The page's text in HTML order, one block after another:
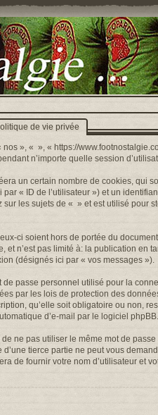
de vie privée
», « », « https://
n’importe quelle session
un certain nombre de cookies, qui
« ID de l’utilisateur ») et un
les sujets de « » et est utilisé pour
ci soient hors de portée du
n’est pas limité à: la publication en
(désignés ici par « vos messages »).
passe personnel utilisé pour la
par les lois de protection des
qu’elle soit obligatoire ou non,
d’e-mail par le logiciel phpBB.
ne pas utiliser le même mot de
tierce partie ne peut vous
de fournir votre nom d’utilisateur et